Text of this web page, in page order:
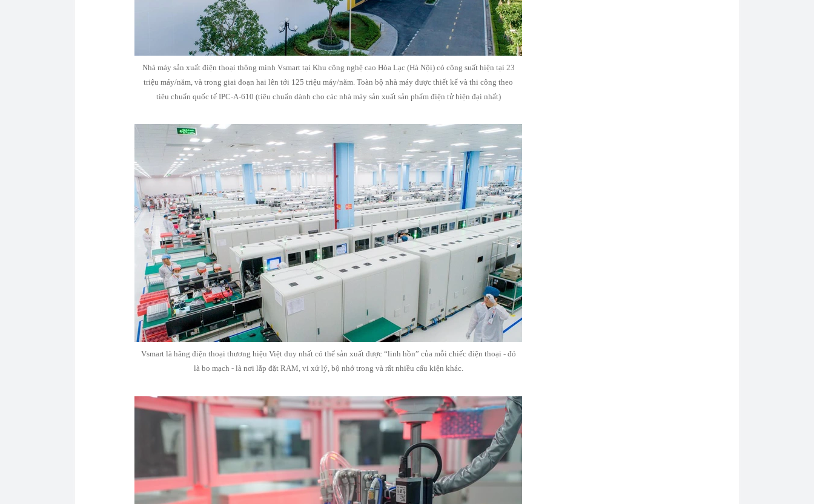
Nhà máy sản xuất điện thoại thông minh Vsmart tại Khu công nghệ cao Hòa Lạc (Hà Nội) có công suất hiện tại 23
triệu máy/năm, và trong giai đoạn hai lên tới 125 triệu máy/năm. Toàn bộ nhà máy được thiết kế và thi công theo
tiêu chuẩn quốc tế IPC-A-610 (tiêu chuẩn dành cho các nhà máy sản xuất sản phẩm điện tử hiện đại nhất)
Vsmart là hãng điện thoại thương hiệu Việt duy nhất có thể sản xuất được “linh hồn” của mỗi chiếc điện thoại - đó
là bo mạch - là nơi lắp đặt RAM, vi xử lý, bộ nhớ trong và rất nhiều cấu kiện khác.